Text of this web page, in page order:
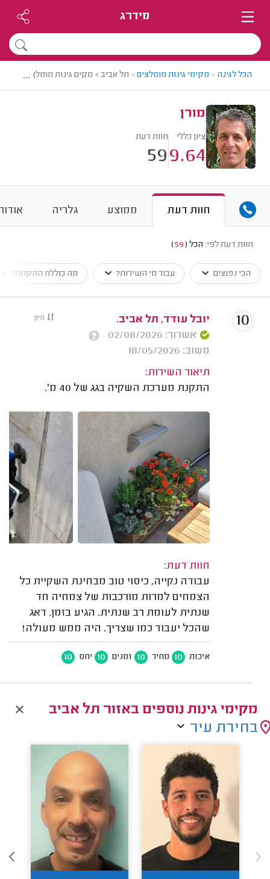
מידרג
הכל לגינה > מקימי גינות מומלצים> תל אביב > מקים גינות מומלץ - מורן
...
מורן
ציון כללי
9.64
חוות דעת
59
חוות דעת ממוצע גלריה
חוות דעת לפי: הכל (
59
)
הכי נפוצים עבור מי השירות? מה כוללת ההקמה?
מיון
יובל עודד, תל אביב.
אשרור: 02/08/2026
משוב: 18/05/2026
תיאור השירות:
התקנת מערכת השקיה בגג של 40 מ'.
חוות דעת:
עבודה נקייה, כיסוי טוב מבחינת השקיית כל
הצמחים למרות מורכבות של צמחיה חד
שנתית לעומת רב שנתית. הגיע בזמן. דאג
שהכל יעבוד כמו שצריך. היה ממש מעולה!
איכות 10 מחיר 10 זמנים 10 יחס 10
10
מקימי גינות נוספים באזור תל אביב
בחירת עיר